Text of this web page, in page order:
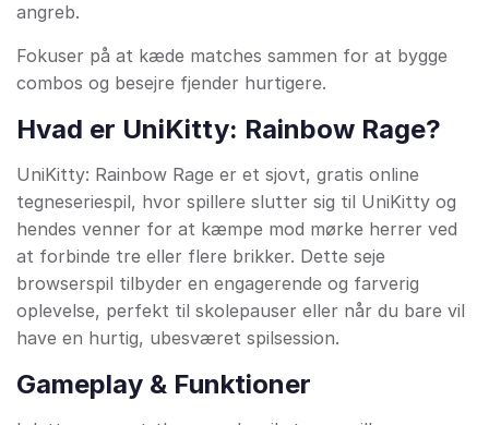
angreb.
Fokuser på at kæde matches sammen for at bygge
combos og besejre fjender hurtigere.
Hvad er UniKitty: Rainbow Rage?
UniKitty: Rainbow Rage er et sjovt, gratis online
tegneseriespil, hvor spillere slutter sig til UniKitty og
hendes venner for at kæmpe mod mørke herrer ved
at forbinde tre eller flere brikker. Dette seje
browserspil tilbyder en engagerende og farverig
oplevelse, perfekt til skolepauser eller når du bare vil
have en hurtig, ubesværet spilsession.
Gameplay & Funktioner